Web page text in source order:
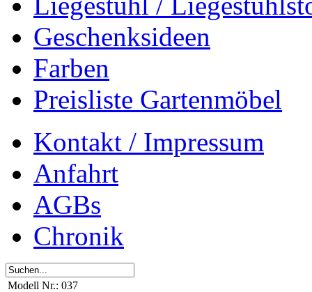
Geschenksideen
Farben
Preisliste Gartenmöbel
Kontakt / Impressum
Anfahrt
AGBs
Chronik
Modell Nr.: 037